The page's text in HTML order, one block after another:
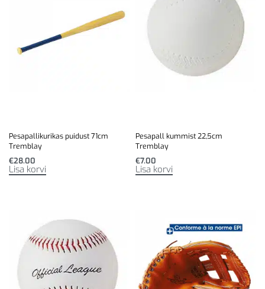
Pesapallikurikas puidust 71cm
Tremblay
€28.00
Lisa korvi
Pesapall kummist 22,5cm
Tremblay
€7.00
Lisa korvi